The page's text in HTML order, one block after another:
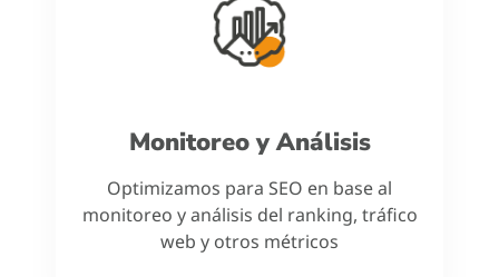
Monitoreo y Análisis
Optimizamos para SEO en base al
monitoreo y análisis del ranking, tráfico
web y otros métricos